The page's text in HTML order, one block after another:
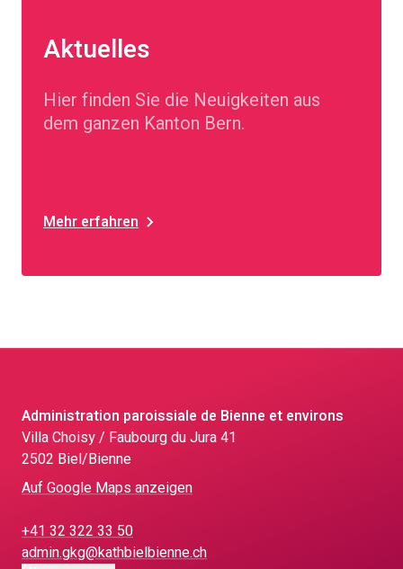
Aktuelles
Hier finden Sie die Neuigkeiten aus
dem ganzen Kanton Bern.
Mehr erfahren
Administration paroissiale de Bienne et environs
Villa Choisy / Faubourg du Jura 41
2502 Biel/Bienne
Auf Google Maps anzeigen
+41 32 322 33 50
admin.gkg@kathbielbienne.ch